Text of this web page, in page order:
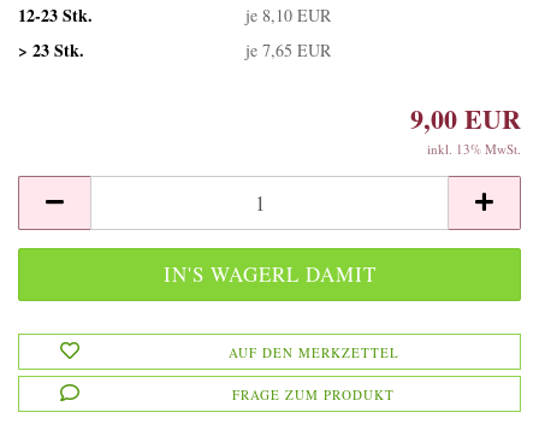
12-23 Stk. je 8,10 EUR
> 23 Stk. je 7,65 EUR
9,00 EUR
inkl. 13% MwSt.
AUF DEN MERKZETTEL
FRAGE ZUM PRODUKT